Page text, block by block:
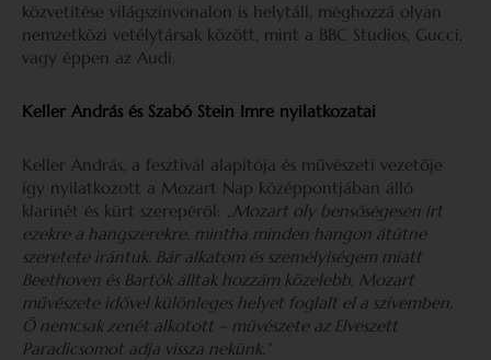
közvetítése világszínvonalon is helytáll, méghozzá olyan
nemzetközi vetélytársak között, mint a BBC Studios, Gucci,
vagy éppen az Audi.
Keller András és Szabó Stein Imre nyilatkozatai
Keller András, a fesztivál alapítója és művészeti vezetője
így nyilatkozott a Mozart Nap középpontjában álló
klarinét és kürt szerepéről:
„Mozart oly bensőségesen írt
ezekre a hangszerekre, mintha minden hangon átütne
szeretete irántuk. Bár alkatom és személyiségem miatt
Beethoven és Bartók álltak hozzám közelebb, Mozart
művészete idővel különleges helyet foglalt el a szívemben.
Ő nemcsak zenét alkotott – művészete az Elveszett
Paradicsomot adja vissza nekünk.”